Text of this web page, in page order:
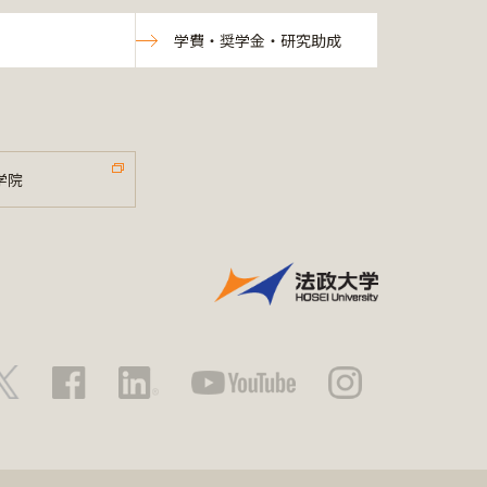
学費・奨学金・研究助成
院